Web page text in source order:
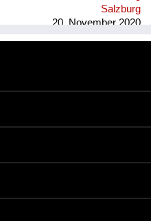
Salzburg
20. November 2020